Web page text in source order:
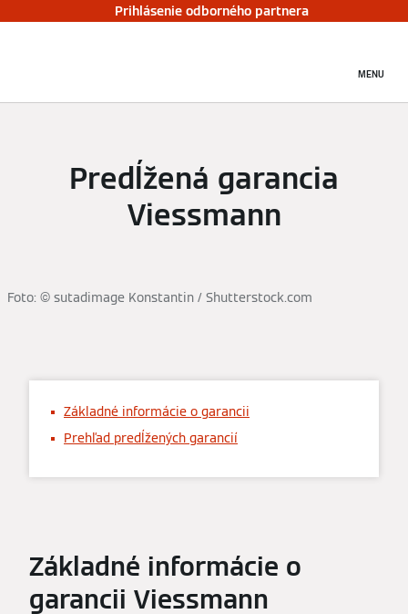
Prihlásenie odborného partnera
MENU
Predĺžená garancia
Viessmann
Foto: © sutadimage Konstantin / Shutterstock.com
Základné informácie o garancii
Prehľad predĺžených garancií
Základné informácie o
garancii Viessmann